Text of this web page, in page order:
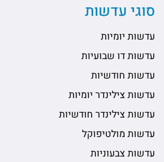
סוגי עדשות
עדשות יומיות
עדשות דו שבועיות
עדשות חודשיות
עדשות צילינדר יומיות
עדשות צילינדר חודשיות
עדשות מולטיפוקל
עדשות צבעוניות